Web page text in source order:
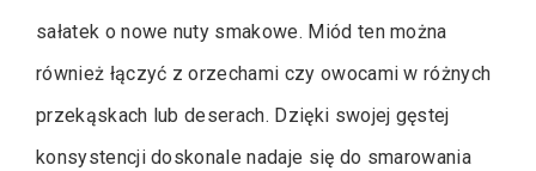
sałatek o nowe nuty smakowe. Miód ten można
również łączyć z orzechami czy owocami w różnych
przekąskach lub deserach. Dzięki swojej gęstej
konsystencji doskonale nadaje się do smarowania